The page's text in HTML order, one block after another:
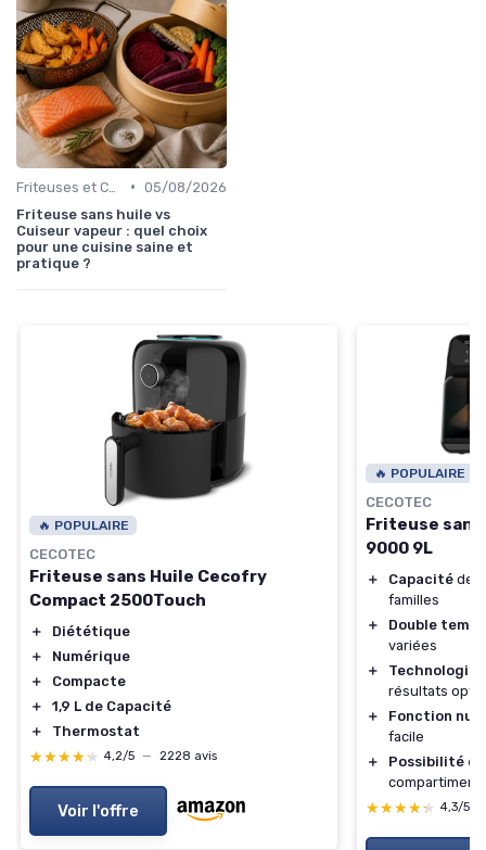
• 05/08/2026
Friteuse sans huile vs
Cuiseur vapeur : quel choix
pour une cuisine saine et
pratique ?
🔥 POPULAIRE
CECOTEC
Friteuse sans Huile Cecofry
Compact 2500Touch
＋
Diététique
＋
Numérique
＋
Compacte
＋
1,9 L de Capacité
＋
Thermostat
★★★★★
★★★★★ 4,2/5 — 2228 avis
Voir l'offre
🔥 POPULAIRE
CECOTEC
Friteuse
9000 9L
＋ Capacité de
familles
＋
Double
variées
＋
Technologie
résultats
＋
Fonction
facile
＋
Possibilité
★★★★★
★★★★★ 4,3/5